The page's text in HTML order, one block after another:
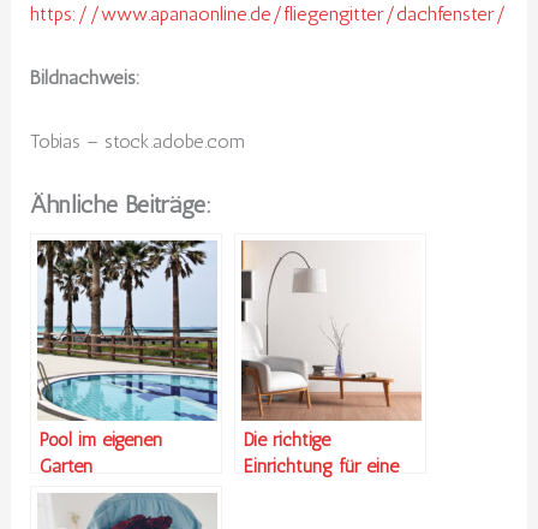
https://www.apanaonline.de/fliegengitter/dachfenster/
Bildnachweis:
Tobias – stock.adobe.com
Ähnliche Beiträge:
Pool im eigenen
Garten
Die richtige
Einrichtung für eine